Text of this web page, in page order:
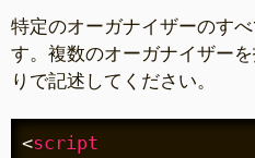
特定のオーガナイザーのす
す。複数のオーガナイザー
りで記述してください。
<script